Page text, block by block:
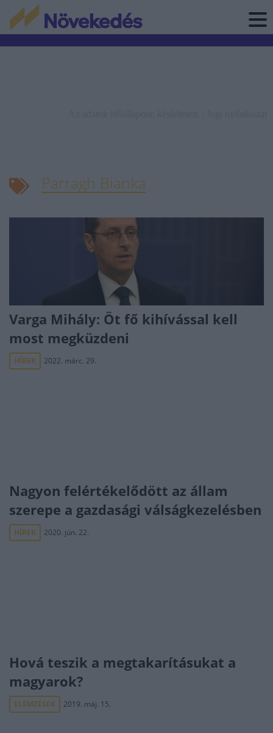
Parragh Bianka
Varga Mihály: Öt fő kihívással kell
most megküzdeni
HÍREK 2022. márc. 29.
Nagyon felértékelődött az állam
szerepe a gazdasági válságkezelésben
HÍREK 2020. jún. 22.
Hová teszik a megtakarításukat a
magyarok?
ELEMZÉSEK 2019. máj. 15.